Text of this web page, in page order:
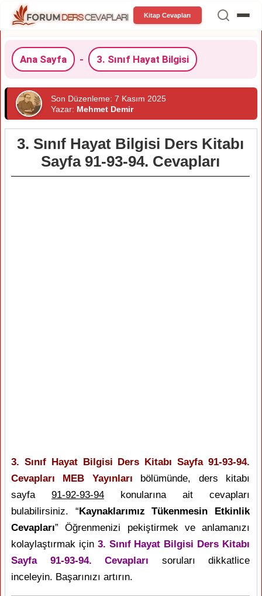
Kitap Cevapları
Ana Sayfa - 3. Sınıf Hayat Bilgisi
Son Düzenleme: 7 Kasım 2025
Yazar: Mehmet Demir
3. Sınıf Hayat Bilgisi Ders Kitabı
Sayfa 91-93-94. Cevapları
3. Sınıf Hayat Bilgisi Ders Kitabı Sayfa 91-93-94.
Cevapları MEB Yayınları bölümünde, ders kitabı
sayfa 91-92-93-94 konularına ait cevapları
bulabilirsiniz. “Kaynaklarımız Tükenmesin Etkinlik
Cevapları” Öğrenmenizi pekiştirmek ve anlamanızı
kolaylaştırmak için 3. Sınıf Hayat Bilgisi Ders Kitabı
Sayfa 91-93-94. Cevapları soruları dikkatlice
inceleyin. Başarınızı artırın.